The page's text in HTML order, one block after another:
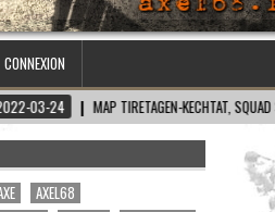
CONNEXION
MAP TIRETAGEN-KECHTAT, SQUAD SURVIVOR
AXEL68